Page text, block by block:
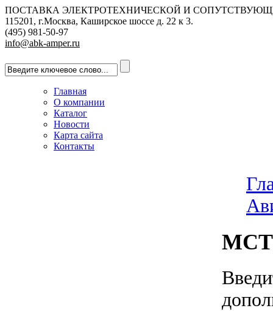
ПОСТАВКА ЭЛЕКТРОТЕХНИЧЕСКОЙ И
115201, г.Москва, Каширское шоссе д. 22 к 3.
(495) 981-50-97
info@abk-amper.ru
Главная
О компании
Каталог
Новости
Карта сайта
Контакты